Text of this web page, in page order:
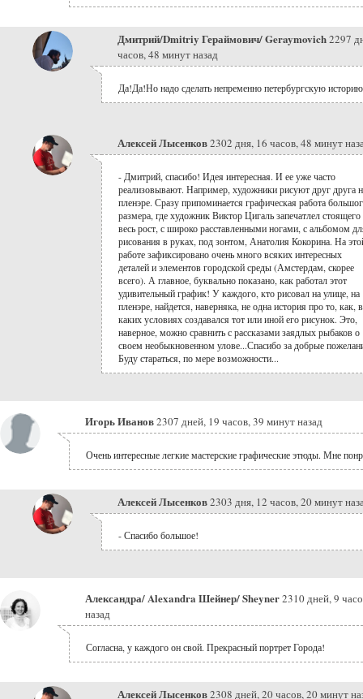
Дмитрий/Dmitriy Гераймович/ Geraymovich2297
часов, 48 минут назад
Да!Да!Но надо сделать непременно петербургскую
Алексей Лысенков2302 дня, 16 часов, 48 минут
- Дмитрий, спасибо! Идея интересная. И ее уже часто
реализовывают. Например, художники рисуют друг друга
пленэре. Сразу припоминается графическая работа
размера, где художник Виктор Цигаль запечатлел
весь рост, с широко расставленными ногами, с альбомом
рисования в руках, под зонтом, Анатолия Кокорина. На
работе зафиксировано очень много всяких интересных
деталей и элементов городской среды (Амстердам, скорее
всего). А главное, буквально показано, как работал этот
удивительный график! У каждого, кто рисовал на улице, на
пленэре, найдется, наверняка, не одна история про то, как, в
каких условиях создавался тот или иной его рисунок. Это,
наверное, можно сравнить с рассказами заядлых рыбаков о
своем необыкновенном улове...Спасибо за добрые
Буду стараться, по мере возможности...
Игорь Иванов2307 дней, 19 часов, 39 минут назад
Очень интересные легкие мастерские графические этюды. Мне
Алексей Лысенков2303 дня, 12 часов, 20 минут
- Спасибо большое!
Александра/ Alexandra Шейнер/ Sheyner2310 дней, 9
назад
Согласна, у каждого он свой. Прекрасный портрет Города!
Алексей Лысенков2308 дней, 20 часов, 20 минут